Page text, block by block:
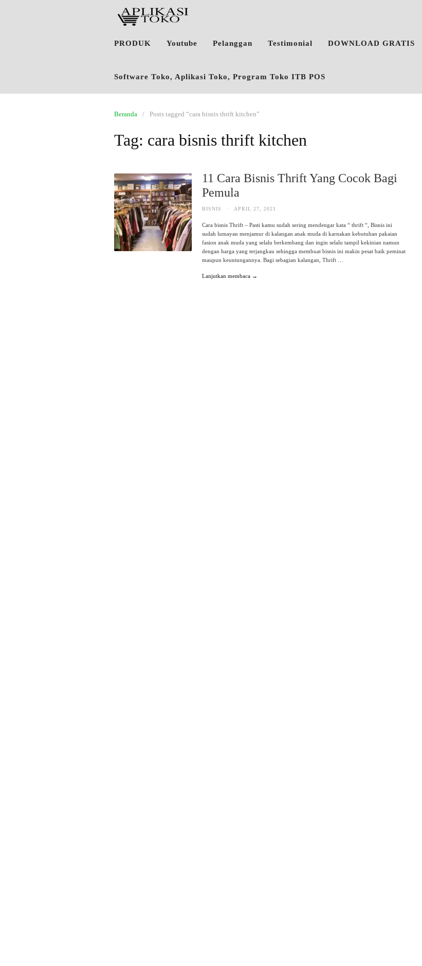
PRODUK Youtube Pelanggan Testimonial DOWNLOAD GRATIS
Software Toko, Aplikasi Toko, Program Toko ITB POS
Beranda Posts tagged “cara bisnis thrift kitchen”
Tag: cara bisnis thrift kitchen
11 Cara Bisnis Thrift Yang Cocok Bagi
Pemula
BISNIS · APRIL 27, 2021
Cara bisnis Thrift – Pasti kamu sudah sering mendengar kata “ thrift “, Bisnis ini
sudah lumayan menjamur di kalangan anak muda di karnakan kebutuhan pakaian
fasion anak muda yang selalu berkembang dan ingin selalu tampil kekinian namun
dengan harga yang terjangkau sehingga membuat bisnis ini makin pesat baik peminat
maupun keuntungannya. Bagi sebagian kalangan, Thrift …
Lanjutkan membaca →